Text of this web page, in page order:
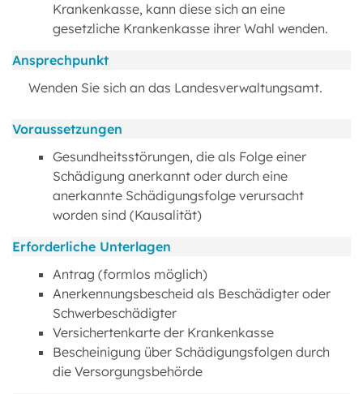
Krankenkasse, kann diese sich an eine
gesetzliche Krankenkasse ihrer Wahl wenden.
Ansprechpunkt
Wenden Sie sich an das Landesverwaltungsamt.
Voraussetzungen
Gesundheitsstörungen, die als Folge einer
Schädigung anerkannt oder durch eine
anerkannte Schädigungsfolge verursacht
worden sind (Kausalität)
Erforderliche Unterlagen
Antrag (formlos möglich)
Anerkennungsbescheid als Beschädigter oder
Schwerbeschädigter
Versichertenkarte der Krankenkasse
Bescheinigung über Schädigungsfolgen durch
die Versorgungsbehörde